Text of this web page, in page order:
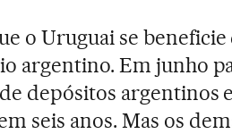
o Uruguai se
argentino. Em junho
depósitos argentinos
seis anos. Mas os